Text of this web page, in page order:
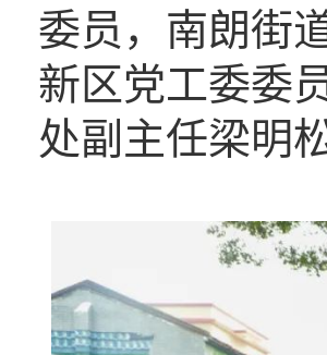
委员，南朗街
新区党工委委
处副主任梁明